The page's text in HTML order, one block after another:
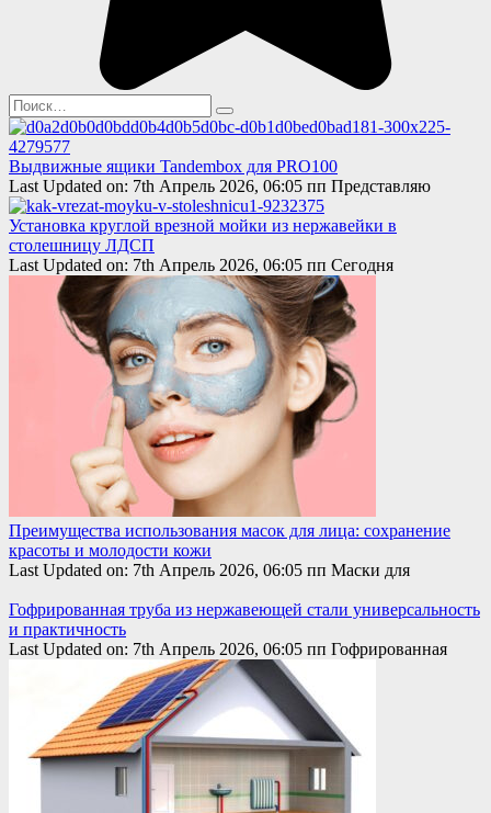
Search
for:
Выдвижные ящики Tandembox для PRO100
Last Updated on: 7th Апрель 2026, 06:05 пп Представляю
Установка круглой врезной мойки из нержавейки в
столешницу ЛДСП
Last Updated on: 7th Апрель 2026, 06:05 пп Сегодня
Преимущества использования масок для лица: сохранение
красоты и молодости кожи
Last Updated on: 7th Апрель 2026, 06:05 пп Маски для
Гофрированная труба из нержавеющей стали универсальность
и практичность
Last Updated on: 7th Апрель 2026, 06:05 пп Гофрированная